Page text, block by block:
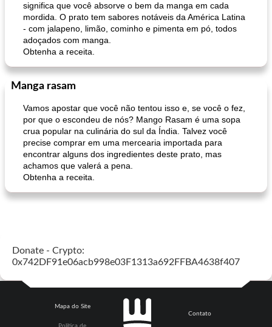
bomba de caramelo
significa que você absorve o bem da manga em cada
mordida. O prato tem sabores notáveis ​​da América Latina
- com jalapeno, limão, cominho e pimenta em pó, todos
adoçados com manga.
Obtenha a receita.
Manga rasam
Vamos apostar que você não tentou isso e, se você o fez,
por que o escondeu de nós? Mango Rasam é uma sopa
crua popular na culinária do sul da Índia. Talvez você
precise comprar em uma mercearia importada para
encontrar alguns dos ingredientes deste prato, mas
achamos que valerá a pena.
Obtenha a receita.
Donate - Crypto:
0x742DF91e06acb998e03F1313a692FFBA4638f407
Mapa do Site
Política de
Contato